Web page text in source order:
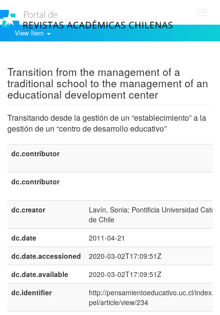
View Item
Transition from the management of a
traditional school to the management of an
educational development center
Transitando desde la gestión de un “establecimiento” a la
gestión de un “centro de desarrollo educativo”
dc.contributor
dc.contributor
dc.creator
Lavín, Sonia; Pontificia Universidad
de Chile
dc.date
2011-04-21
dc.date.accessioned
2020-03-02T17:09:51Z
dc.date.available
2020-03-02T17:09:51Z
dc.identifier
http://pensamientoeducativo.uc.cl/
pel/article/view/234